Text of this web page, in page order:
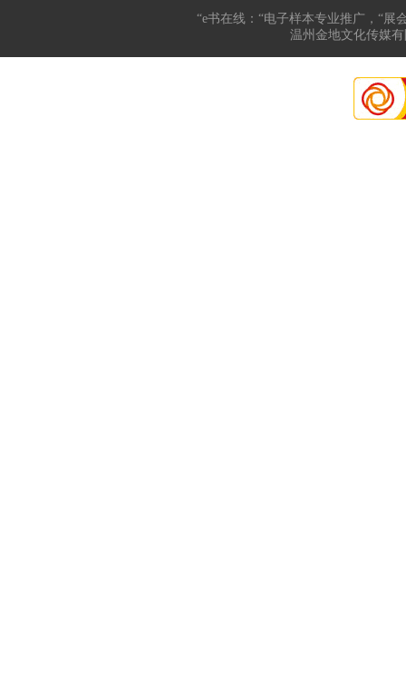
“e书在线：“电子样本专业推广，“展
温州金地文化传媒